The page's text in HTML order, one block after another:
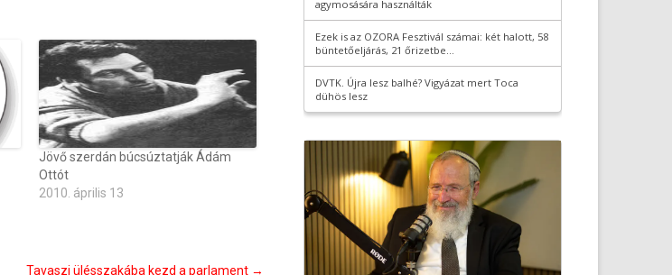
Jövő szerdán búcsúztatják Ádám
Ottót
2010. április 13
Tavaszi ülésszakába kezd a parlament →